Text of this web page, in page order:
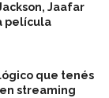
Jaafar
película
que tenés
streaming